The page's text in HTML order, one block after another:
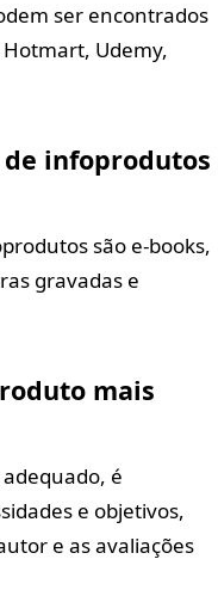
ser encontrados
Udemy,
de infoprodutos
são e-books,
gravadas e
mais
é
e objetivos,
e as avaliações